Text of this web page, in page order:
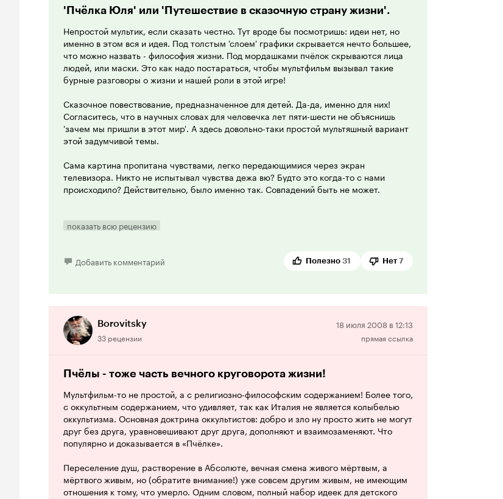
потом те же люди будут возмущаться цензуре роскомнадзора в зарубежных
Сюжет действительно можно трактовать с точки зрения аллюзии на христианскую
веру, но мне кажется, это уже выбор зрителя. Когда я была маленькой, после
просмотра мне не хотелось бежать в церковь. Более того, как написано в громкой
аннотации вышеупомянутого блогера, о котором я, кстати, до этого ничего не
подходить к некоторым жизненным вопросам, обсуждать их с родителями. Картина
затрагивает философские проблемы разных возрастов. Да, поверхностно и в
относительно доходчивой форме для целевой аудитории, но на то она и целевая
аудитория.
Кстати, многие другие фильмы, не только для взрослых, поднимают поднимают в
сюжете подобные философские вопросы взросления. В некоторых моментах,
например, я заметила сходство с недавно вышедшей 'Душой' или с хвалёной
Мне кажется, что мультфильм абсолютно безобидный и вовсе не заслуживает
безнадёжно устарел, и можно найти гораздо более эстетически приятные картины
'Пчёлка Юля' или 'Путешествие в сказочную страну жизни'.
Непростой мультик, если сказать честно. Тут вроде бы посмотришь: идеи нет, но
именно в этом вся и идея. Под толстым 'слоем' графики скрывается нечто большее,
что можно назвать - философия жизни. Под мордашками пчёлок скрываются лица
людей, или маски. Это как надо постараться, чтобы мультфильм вызывал такие
бурные разговоры о жизни и нашей роли в этой игре!
Сказочное повествование, предназначенное для детей. Да-да, именно для них!
Согласитесь, что в научных словах для человечка лет пяти-шести не объяснишь
'зачем мы пришли в этот мир'. А здесь довольно-таки простой мультяшный вариант
этой задумчивой темы.
Сама картина пропитана чувствами, легко передающимися через экран
телевизора. Никто не испытывал чувства дежа вю? Будто это когда-то с нами
происходило? Действительно, было именно так. Совпадений быть не может.
ты меня посмотришь?'. И мы смотрим на милое чудо - пчёлку Джулию, готовую
показать всю рецензию
Добавить комментарий Полезно 31 Нет 7
Borovitsky
33 рецензии
Отрицательная
рецензия
18 июля 2008 в 12:13
прямая ссылка
Пчёлы - тоже часть вечного круговорота жизни!
Мультфильм-то не простой, а с религиозно-философским содержанием! Более того,
с оккультным содержанием, что удивляет, так как Италия не является колыбелью
оккультизма. Основная доктрина оккультистов: добро и зло ну просто жить не могут
друг без друга, уравновешивают друг друга, дополняют и взаимозаменяют. Что
популярно и доказывается в «Пчёлке».
Переселение душ, растворение в Абсолюте, вечная смена живого мёртвым, а
мёртвого живым, но (обратите внимание!) уже совсем другим живым, не имеющим
отношения к тому, что умерло. Одним словом, полный набор идеек для детского